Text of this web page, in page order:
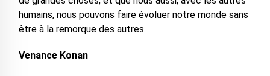
humains, nous pouvons faire évoluer notre monde sans
être à la remorque des autres.
Venance Konan